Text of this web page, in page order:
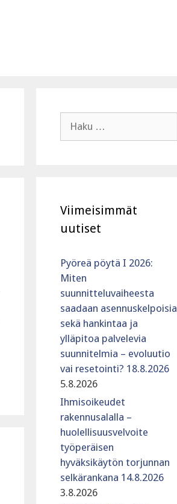
Viimeisimmät
uutiset
Pyöreä pöytä I 2026:
Miten
suunnitteluvaiheesta
saadaan asennuskelpoisia
sekä hankintaa ja
ylläpitoa palvelevia
suunnitelmia – evoluutio
vai resetointi? 18.8.2026
5.8.2026
Ihmisoikeudet
rakennusalalla –
huolellisuusvelvoite
työperäisen
hyväksikäytön torjunnan
selkärankana 14.8.2026
3.8.2026